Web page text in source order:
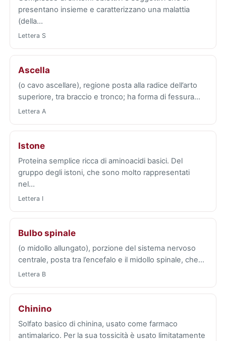
presentano insieme e caratterizzano una malattia
(della…
Lettera S
Ascella
(o cavo ascellare), regione posta alla radice dell’arto
superiore, tra braccio e tronco; ha forma di fessura…
Lettera A
Istone
Proteina semplice ricca di aminoacidi basici. Del
gruppo degli istoni, che sono molto rappresentati
nel…
Lettera I
Bulbo spinale
(o midollo allungato), porzione del sistema nervoso
centrale, posta tra l’encefalo e il midollo spinale, che…
Lettera B
Chinino
Solfato basico di chinina, usato come farmaco
antimalarico. Per la sua tossicità è usato limitatamente